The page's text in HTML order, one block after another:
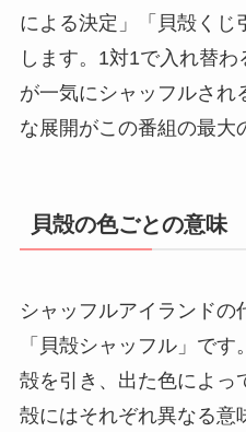
による決定」「貝殻くじ
します。1対1で入れ替
が一気にシャッフルされ
な展開がこの番組の最大
貝殻の色ごとの意味
シャッフルアイランドの
「貝殻シャッフル」で
殻を引き、出た色によっ
殻にはそれぞれ異なる意